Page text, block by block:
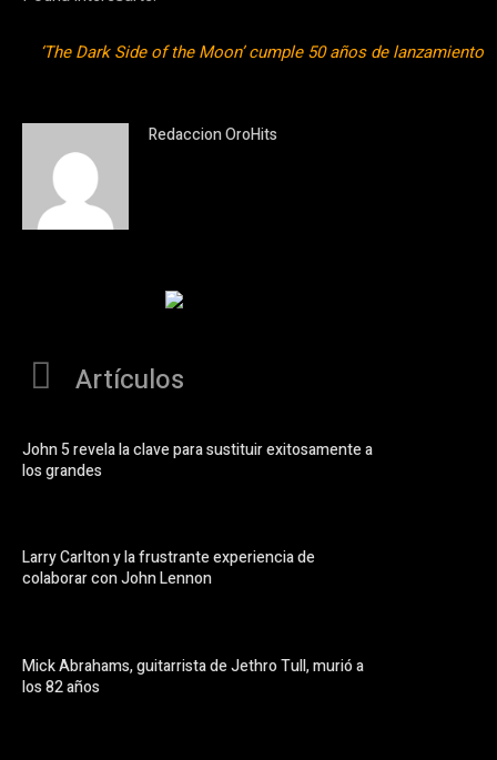
‘The Dark Side of the Moon’ cumple 50 años de lanzamiento
Redaccion OroHits
Artículos
John 5 revela la clave para sustituir exitosamente a
los grandes
Larry Carlton y la frustrante experiencia de
colaborar con John Lennon
Mick Abrahams, guitarrista de Jethro Tull, murió a
los 82 años